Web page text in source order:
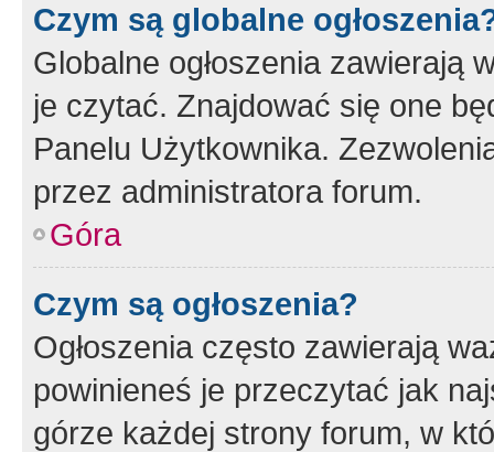
Czym są globalne
Globalne ogłoszenia zawierają
je czytać. Znajdować się one
Panelu Użytkownika.
przez administratora forum.
Góra
Czym są ogłoszenia?
Ogłoszenia często zawierają
powinieneś je przeczytać jak
górze każdej strony forum, w